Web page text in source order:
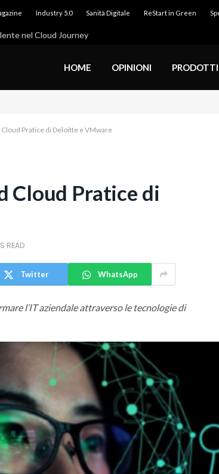
Industry 5.0 Sanità Digitale ReStart in Green
nel Cloud Journey
HOME OPINIONI PRODOTTI
Pratice di Deloitte e VMware
Cloud Pratice di
READ
Twitter WhatsApp
l’IT aziendale attraverso le tecnologie di